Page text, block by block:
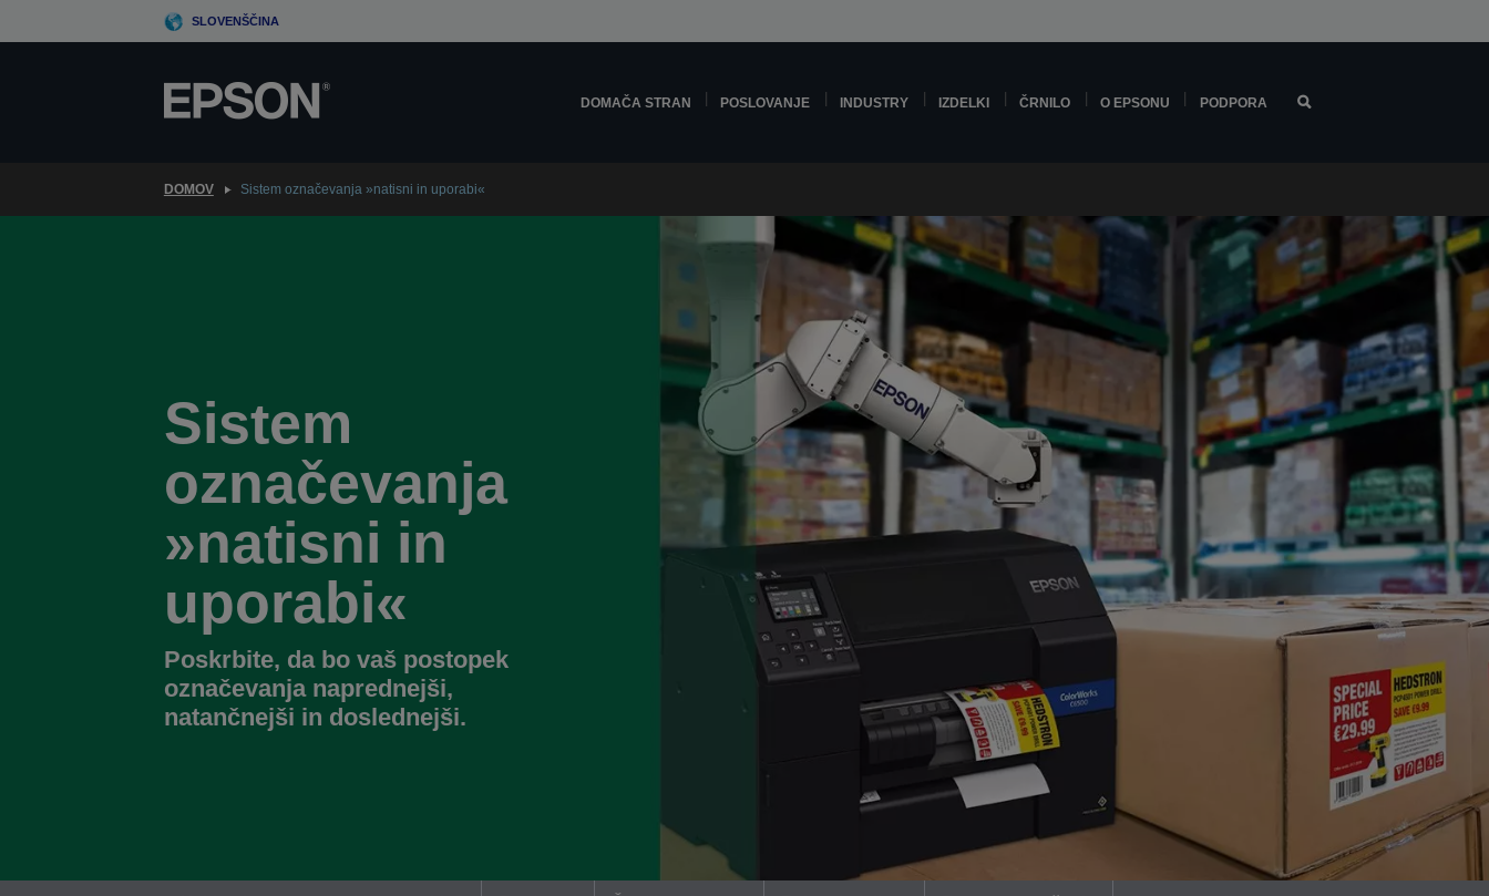
to
SLOVENŠČINA
DOMAČA STRAN POSLOVANJE INDUSTRY IZDELKI ČRNILO O EPSONU PODPORA
DOMOV Sistem označevanja »natisni in uporabi«
Sistem
označevanja
»natisni in
uporabi«
Poskrbite, da bo vaš postopek
označevanja naprednejši,
natančnejši in doslednejši.